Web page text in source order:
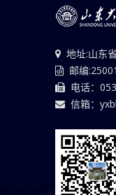
地址:山东
邮编
电话：
信箱：